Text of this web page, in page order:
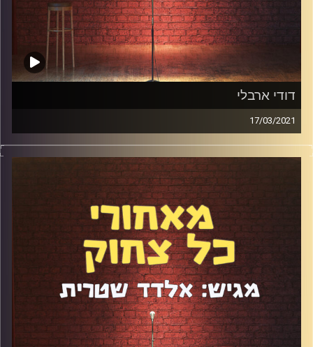
דודי ארבלי
17/03/2021
פנו לעצמכם שעה והאזינו לשיחה הנהדרת שהייתה לי עם דודי
ארבלי. היו שם כנות, רגישות, פתיחות וגם לא מעט נוסטלגיה
ומחשבות על העתיד. דיברנו על השנה האחרונה והשינויים
שהיא חוללה, על האתגרים שסטנדאפיסטים מתמודדים איתם
ועל הדרך המעניינת שדודי עשה מסטנדאפיסט בבמות
הפתוחות למי שיש לו מופע יחיד וליינים שהוא מנהל במקביל
לעבודה בסטנדאפ פקטורי. היה אש
קרדיט תמונות:אלדד שטרית